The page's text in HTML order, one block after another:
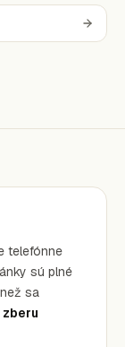
telefónne
sú plné
sa
zberu